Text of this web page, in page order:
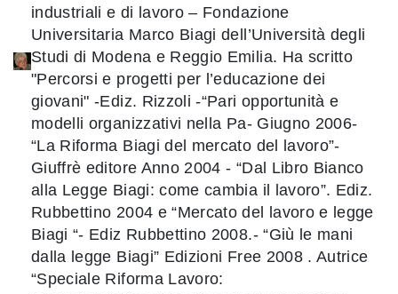
industriali e di lavoro – Fondazione
Universitaria Marco Biagi dell’Università degli
Studi di Modena e Reggio Emilia. Ha scritto
"Percorsi e progetti per l’educazione dei
giovani" -Ediz. Rizzoli -“Pari opportunità e
modelli organizzativi nella Pa- Giugno 2006-
“La Riforma Biagi del mercato del lavoro”-
Giuffrè editore Anno 2004 - “Dal Libro Bianco
alla Legge Biagi: come cambia il lavoro”. Ediz.
Rubbettino 2004 e “Mercato del lavoro e legge
Biagi “- Ediz Rubbettino 2008.- “Giù le mani
dalla legge Biagi” Edizioni Free 2008 . Autrice
“Speciale Riforma Lavoro: